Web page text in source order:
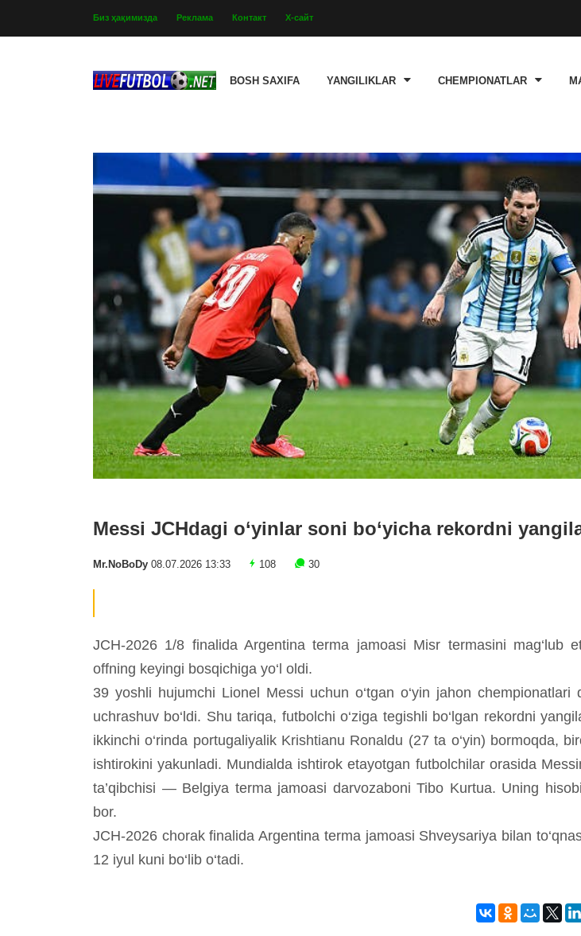
Биз ҳақимизда Реклама Контакт Х-сайт
BOSH SAXIFA YANGILIKLAR CHEMPIONATLAR
Messi JCHdagi o‘yinlar soni bo‘yicha rekordni
Mr.NoBoDy 08.07.2026 13:33 108 30
JCH-2026 1/8 finalida Argentina terma jamoasi Misr termasini mag‘lub
offning keyingi bosqichiga yo‘l oldi.
39 yoshli hujumchi Lionel Messi uchun o‘tgan o‘yin jahon chempionatlari
uchrashuv bo‘ldi. Shu tariqa, futbolchi o‘ziga tegishli bo‘lgan rekordni
ikkinchi o‘rinda portugaliyalik Krishtianu Ronaldu (27 ta o‘yin) bormoqda,
ishtirokini yakunladi. Mundialda ishtirok etayotgan futbolchilar orasida
ta’qibchisi — Belgiya terma jamoasi darvozaboni Tibo Kurtua. Uning
bor.
JCH-2026 chorak finalida Argentina terma jamoasi Shveysariya bilan
12 iyul kuni bo‘lib o‘tadi.